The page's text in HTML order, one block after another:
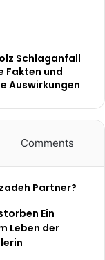
Schlaganfall
Fakten und
Auswirkungen
Comments
Partner?
Ein
Leben der